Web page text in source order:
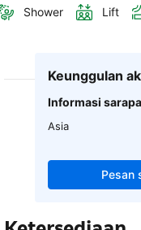
Shower Lift
Keunggulan
Informasi
Asia
Pesan